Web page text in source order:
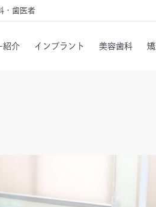
・歯医者
紹介 インプラント 美容歯科